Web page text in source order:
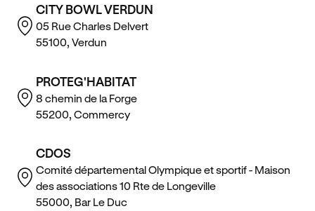
CITY BOWL VERDUN
05 Rue Charles Delvert
55100, Verdun
PROTEG'HABITAT
8 chemin de la Forge
55200, Commercy
CDOS
Comité départemental Olympique et sportif - Maison
des associations 10 Rte de Longeville
55000, Bar Le Duc